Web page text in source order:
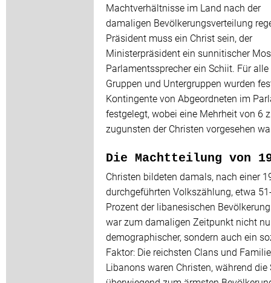
Machtverhältnisse im Land nach der
damaligen Bevölkerungsverteilung
Präsident muss ein Christ sein, der
Ministerpräsident ein sunnitischer
Parlamentssprecher ein Schiit. Für alle
Gruppen und Untergruppen wurden
Kontingente von Abgeordneten im
festgelegt, wobei eine Mehrheit von 6
zugunsten der Christen vorgesehen
Die Machtteilung von
Christen bildeten damals, nach einer
durchgeführten Volkszählung, etwa
Prozent der libanesischen
war zum damaligen Zeitpunkt nicht
demographischer, sondern auch ein
Faktor: Die reichsten Clans und
Libanons waren Christen, während die